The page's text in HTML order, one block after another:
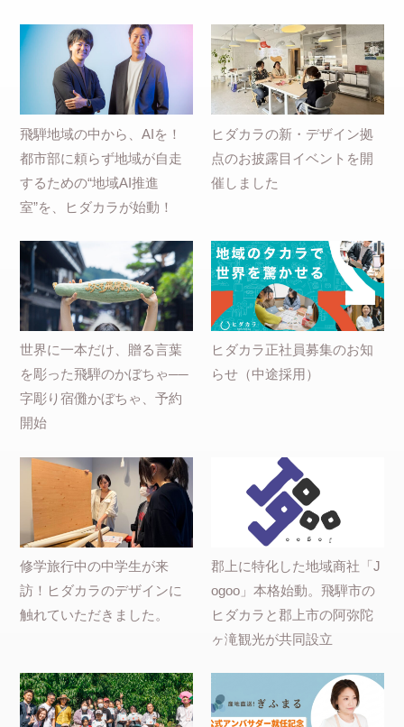
飛騨地域の中から、AIを！
都市部に頼らず地域が自走
するための“地域AI推進
室”を、ヒダカラが始動！
ヒダカラの新・デザイン拠
点のお披露目イベントを開
催しました
世界に一本だけ、贈る言葉
を彫った飛騨のかぼちゃ──
字彫り宿儺かぼちゃ、予約
開始
ヒダカラ正社員募集のお知
らせ（中途採用）
修学旅行中の中学生が来
訪！ヒダカラのデザインに
触れていただきました。
郡上に特化した地域商社「J
ogoo」本格始動。飛騨市の
ヒダカラと郡上市の阿弥陀
ヶ滝観光が共同設立